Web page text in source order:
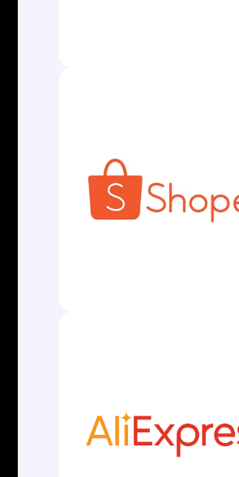
aduaneiro e de Comércio
integral dos processos de
exportação e toda cadeia
ATENDIMENTO